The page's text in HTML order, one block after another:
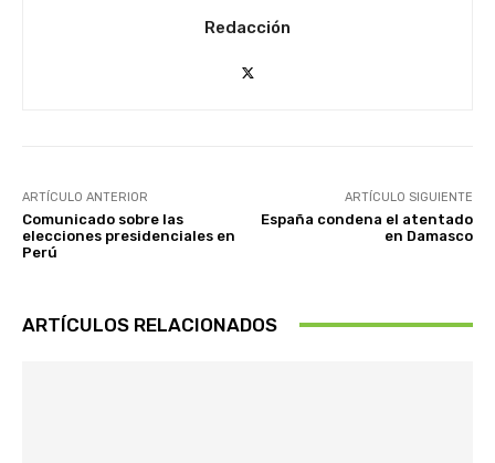
Redacción
ARTÍCULO ANTERIOR
Comunicado sobre las
elecciones presidenciales en
Perú
ARTÍCULO SIGUIENTE
España condena el atentado
en Damasco
ARTÍCULOS RELACIONADOS